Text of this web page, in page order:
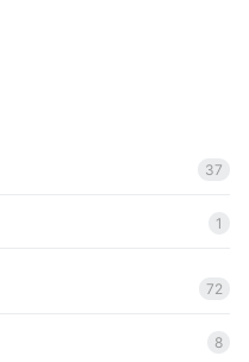
37
1
72
8